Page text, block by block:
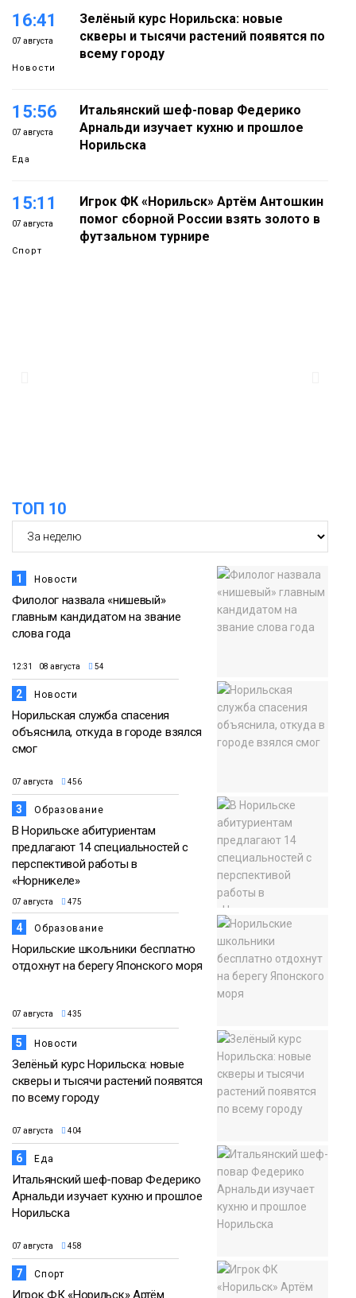
16:41
07 августа
Новости
Зелёный курс Норильска: новые
скверы и тысячи растений появятся по
всему городу
15:56
07 августа
Еда
Итальянский шеф-повар Федерико
Арнальди изучает кухню и прошлое
Норильска
15:11
07 августа
Спорт
Игрок ФК «Норильск» Артём Антошкин
помог сборной России взять золото в
футзальном турнире
Новости
ТОП 10
1 Новости
Филолог назвала «нишевый»
главным кандидатом на звание
слова года
12:31 08 августа 54
2 Новости
Норильская служба спасения
объяснила, откуда в городе взялся
смог
07 августа 456
3 Образование
В Норильске абитуриентам
предлагают 14 специальностей с
перспективой работы в
«Норникеле»
07 августа 475
4 Образование
Норильские школьники бесплатно
отдохнут на берегу Японского моря
07 августа 435
5 Новости
Зелёный курс Норильска: новые
скверы и тысячи растений появятся
по всему городу
07 августа 404
6 Еда
Итальянский шеф-повар Федерико
Арнальди изучает кухню и прошлое
Норильска
07 августа 458
7 Спорт
Игрок ФК «Норильск» Артём